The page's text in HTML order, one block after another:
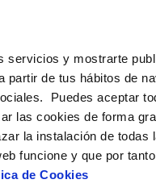
servicios y mostrarte
partir de tus hábitos de
Puedes aceptar
las cookies de forma
la instalación de todas
funcione y que por
de Cookies
MODIFICACIÓN DE DATOS
Actualizar datos bancarios
Actualizar datos de
DE SERVICIO
de compromisos
Counsel (Defensa del
DEL AGUA
de ahorro
comunitarios
Conócenos
DEL CONTRATANTE
de contratación del
del proveedor